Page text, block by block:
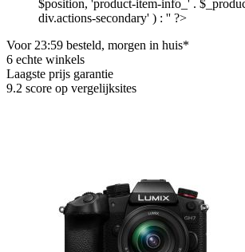
$position, 'product-item-info_' .
div.actions-secondary' ) : '' ?>
Voor 23:59 besteld, morgen in huis*
6 echte winkels
Laagste prijs garantie
9.2 score op vergelijksites